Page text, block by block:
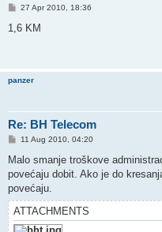
P
s
27 Apr 2010, 18:36
1,6 KM
panzer
Re: BH Telecom
P
s
11 Aug 2010, 04:20
Malo smanje troškove
povećaju dobit. Ako je do
povećaju.
ATTACHMENTS